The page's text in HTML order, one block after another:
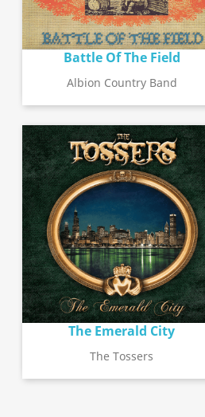
Battle Of The Field
Albion Country Band
The Emerald City
The Tossers